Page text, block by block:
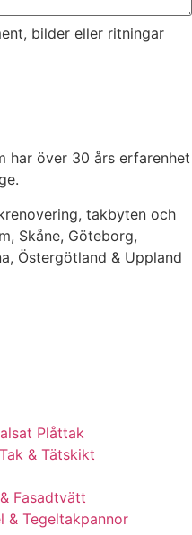
bilder eller ritningar
har över 30 års erfarenhet
takbyten och
Skåne, Göteborg,
Östergötland & Uppland
Plåttak
& Tätskikt
Fasadtvätt
& Tegeltakpannor